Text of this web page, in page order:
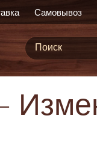
Самовывоз